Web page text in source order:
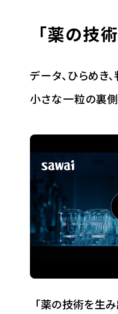
「薬の技
データ、ひらめき、
小さな一粒の裏
「薬の技術を生